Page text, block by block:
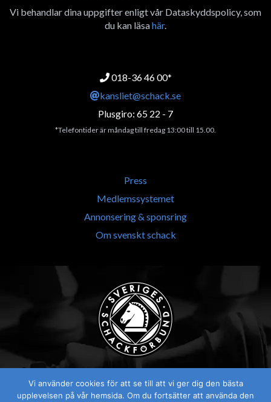
Vi behandlar dina uppgifter enligt vår Dataskyddspolicy, som
du kan läsahär.
018-36 46 00*
kansliet@schack.se
Plusgiro: 65 22 - 7
*Telefontider är måndag till fredag 13:00 till 15.00.
Press
Medlemssystemet
Annonsering & sponsring
Om svenskt schack
Vi använder cookies för att se till att vi ger dig den bästa
upplevelsen på vår hemsida. Om du fortsätter att använda den